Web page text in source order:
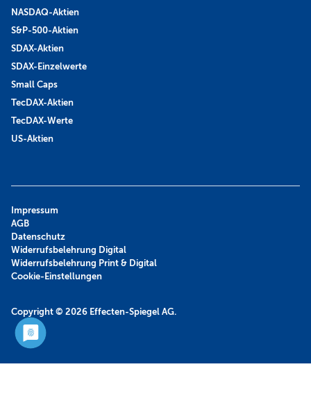
NASDAQ-Aktien
S&P-500-Aktien
SDAX-Aktien
SDAX-Einzelwerte
Small Caps
TecDAX-Aktien
TecDAX-Werte
US-Aktien
Copyright © 2026 Effecten-Spiegel AG.
Impressum
AGB
Datenschutz
Widerrufsbelehrung Digital
Widerrufsbelehrung Print & Digital
Cookie-Einstellungen